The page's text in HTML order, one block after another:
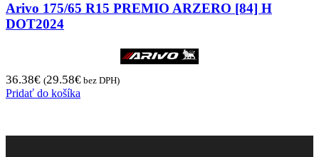
Arivo 175/65 R15 PREMIO ARZERO [84] H
DOT2024
36.38€ (29.58€ bez DPH)
Pridať do košíka